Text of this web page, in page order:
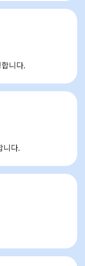
니다.
니다.